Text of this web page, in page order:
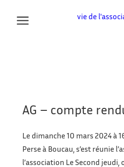
vie de
AG – compte
Le dimanche 10 mars 2024 à
Perse à Boucau, s’est réunie
l’association Le Second jeudi,